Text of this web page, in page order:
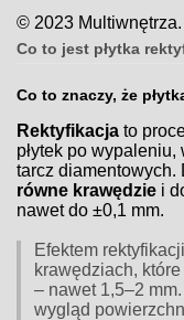
© 2023
Co to jest płytka
Co to znaczy, że
Rektyfikacja to
płytek po
tarcz diamentowych.
równe krawędzie i
nawet do ±0,1 mm.
Efektem
krawędziach,
– nawet 1,5–2
wygląd